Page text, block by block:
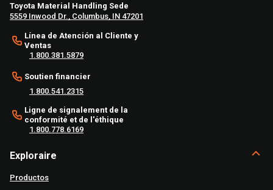
Toyota Material Handling Sede
5559 Inwood Dr., Columbus, IN 47201
Línea de Atención al Cliente y
Ventas
1.800.381.5879
Soutien financier
1.800.541.2315
Ligne de signalement de la
conformité et de l'éthique
1.800.778.6169
Exploraire
Productos